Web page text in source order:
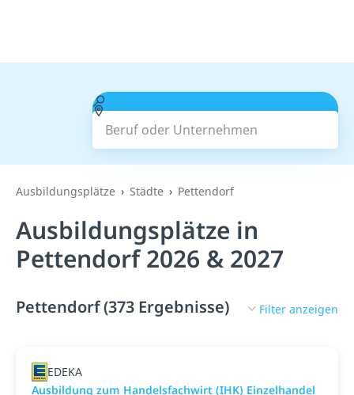
Beruf oder Unternehmen
Suchen
Ausbildungsplätze Städte Pettendorf
Ausbildungsplätze in
Pettendorf 2026 & 2027
Pettendorf (373 Ergebnisse) Filter anzeigen
EDEKA
Ausbildung zum Handelsfachwirt (IHK) Einzelhandel